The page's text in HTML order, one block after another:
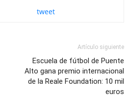
tweet
Artículo siguiente
Escuela de fútbol de Puente
Alto gana premio internacional
de la Reale Foundation: 10 mil
euros